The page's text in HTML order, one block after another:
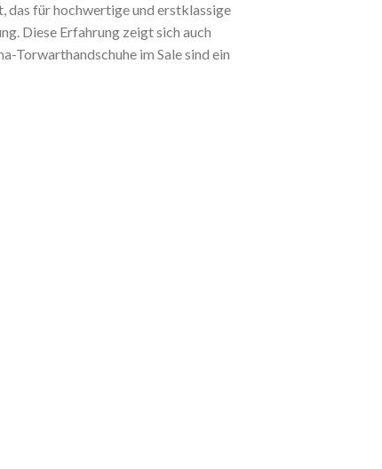
das für hochwertige und erstklassige
Diese Erfahrung zeigt sich auch
Torwarthandschuhe im Sale sind ein